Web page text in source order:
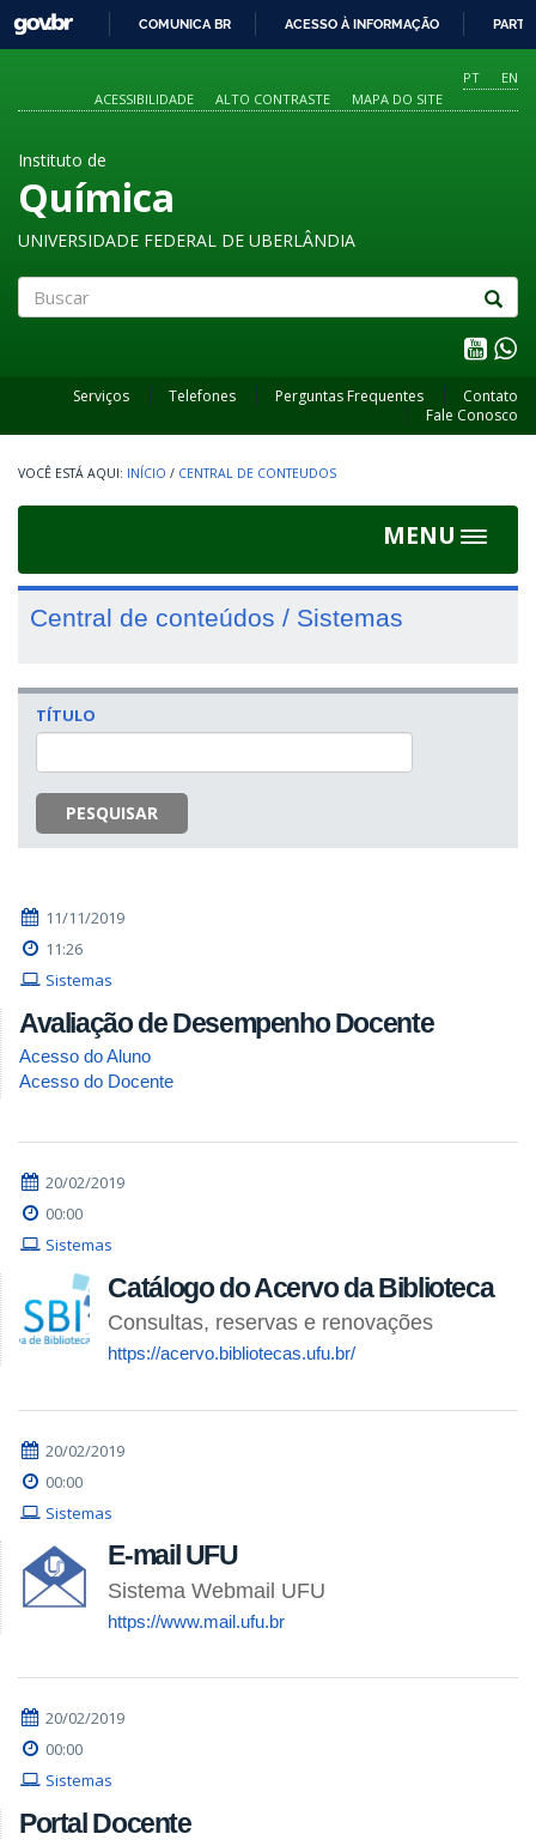
O
CONTEÚDO
GOVBR
COMUNICA BR ACESSO À INFORMAÇÃO
PT
EN
ACESSIBILIDADE
ALTO CONTRASTE MAPA DO SITE
Instituto de
Química
UNIVERSIDADE FEDERAL DE UBERLÂNDIA
Serviços Telefones Perguntas Frequentes
Contato
Fale Conosco
INÍCIO / CENTRAL DE CONTEUDOS
MENU
Toggle
Central de conteúdos / Sistemas
TÍTULO
PESQUISAR
11/11/2019
11:26
Sistemas
Avaliação de Desempenho Docente
Acesso do Aluno
Acesso do Docente
20/02/2019
00:00
Sistemas
Catálogo do Acervo da Biblioteca
Consultas, reservas e renovações
https://acervo.bibliotecas.ufu.br/
20/02/2019
00:00
Sistemas
E-mail UFU
Sistema Webmail UFU
https://www.mail.ufu.br
20/02/2019
00:00
Sistemas
Portal Docente